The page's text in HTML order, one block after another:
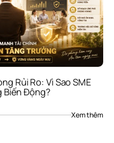
Rủi Ro: Vì Sao SME
Biến Động?
Xem thêm: